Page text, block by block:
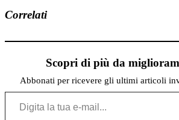
Correlati
Scopri di più da
Abbonati per ricevere gli ultimi articoli
Digita la tua e-mail...